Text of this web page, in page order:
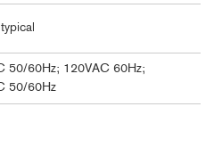
50/60Hz; 120VAC 60Hz;
50/60Hz